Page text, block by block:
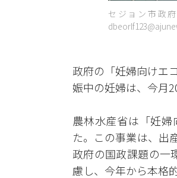
セジョン市政
政府の「妊婦向けエ
娠中の妊婦は、今月
農林水産省は「妊
た。この事業は、出
政府の国政課題の一
慮し、今年から本格